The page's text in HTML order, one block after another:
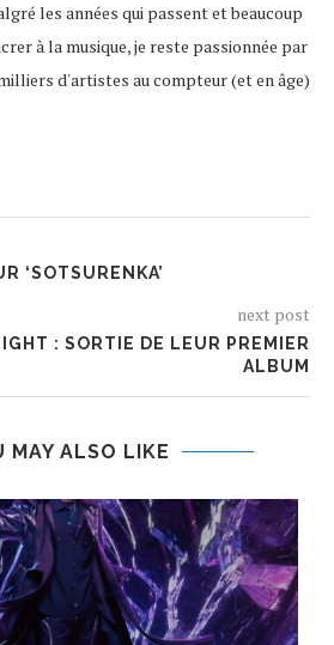
les années qui passent et beaucoup
à la musique, je reste passionnée par
d'artistes au compteur (et en âge)
‘SOTSURENKA’
next post
: SORTIE DE LEUR PREMIER
ALBUM
MAY ALSO LIKE